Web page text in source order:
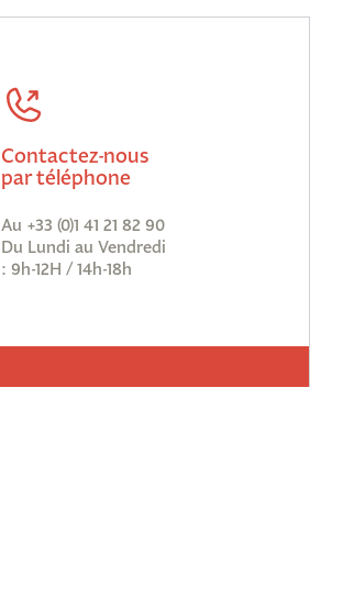
Contactez-nous
par téléphone
Au +33 (0)1 41 21 82 90
Du Lundi au Vendredi
: 9h-12H / 14h-18h